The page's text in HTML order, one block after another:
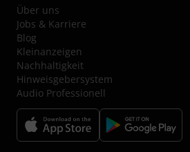
Über uns
Jobs & Karriere
Blog
Kleinanzeigen
Nachhaltigkeit
Hinweisgebersystem
Audio Professionell